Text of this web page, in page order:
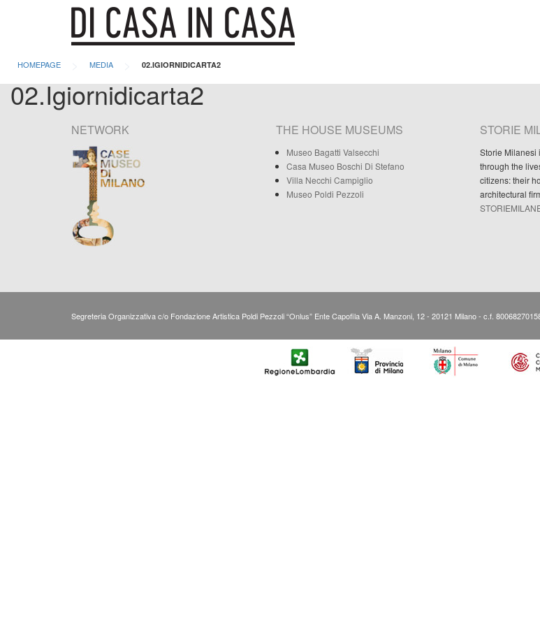
HOMEPAGE MEDIA 02.IGIORNIDICARTA2
02.Igiornidicarta2
NETWORK THE HOUSE MUSEUMS
Museo Bagatti Valsecchi
Casa Museo Boschi Di Stefano
Villa Necchi Campiglio
Museo Poldi Pezzoli
STORIE
Storie Milanesi
through the
citizens: their
architectural
Segreteria Organizzativa c/o Fondazione Artistica Poldi Pezzoli “Onlus” Ente Capofila Via A. Manzoni, 12 - 20121 Milano - c.f.